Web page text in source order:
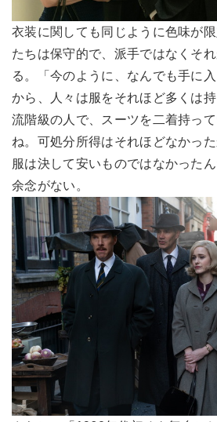
衣装に関しても同じように色味が
たちは保守的で、派手ではなくそ
る。「今のように、なんでも手に
から、人々は服をそれほど多くは
流階級の人で、スーツを二着持っ
ね。可処分所得はそれほどなかっ
服は決して安いものではなかった
余念がない。